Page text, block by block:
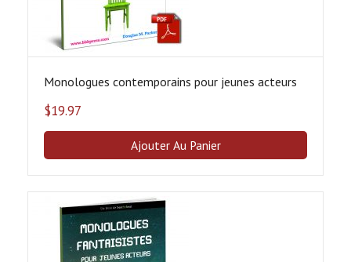
Monologues contemporains pour jeunes acteurs
$19.97
Ajouter Au Panier